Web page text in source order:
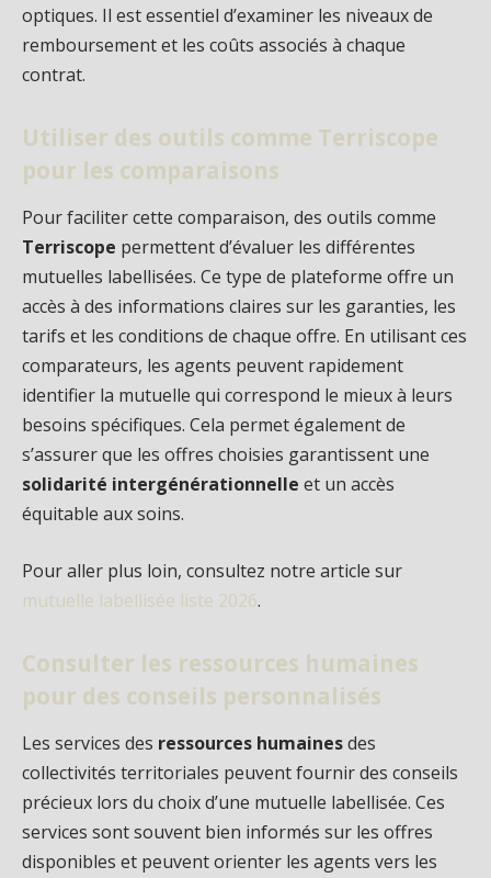
optiques. Il est essentiel d’examiner les niveaux de
remboursement et les coûts associés à chaque
contrat.
Utiliser des outils comme Terriscope
pour les comparaisons
Pour faciliter cette comparaison, des outils comme
Terriscope permettent d’évaluer les différentes
mutuelles labellisées. Ce type de plateforme offre un
accès à des informations claires sur les garanties, les
tarifs et les conditions de chaque offre. En utilisant ces
comparateurs, les agents peuvent rapidement
identifier la mutuelle qui correspond le mieux à leurs
besoins spécifiques. Cela permet également de
s’assurer que les offres choisies garantissent une
solidarité intergénérationnelle et un accès
équitable aux soins.
Pour aller plus loin, consultez notre article sur
mutuelle labellisée liste 2026.
Consulter les ressources humaines
pour des conseils personnalisés
Les services des ressources humainesdes
collectivités territoriales peuvent fournir des conseils
précieux lors du choix d’une mutuelle labellisée. Ces
services sont souvent bien informés sur les offres
disponibles et peuvent orienter les agents vers les